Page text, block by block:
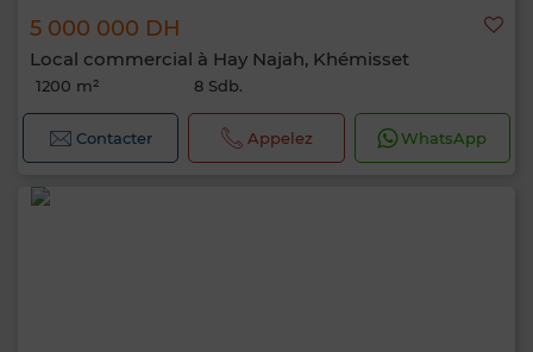
5 000 000 DH
Local commercial à Hay Najah, Khémisset
1200 m² 8 Sdb.
Contacter Appelez WhatsApp